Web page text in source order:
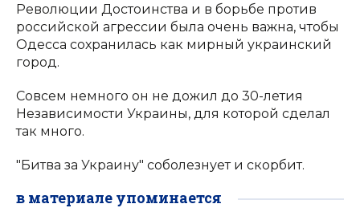
Революции Достоинства и в борьбе против
российской агрессии была очень важна, чтобы
Одесса сохранилась как мирный украинский
город.
Совсем немного он не дожил до 30-летия
Независимости Украины, для которой сделал
так много.
"Битва за Украину" соболезнует и скорбит.
в материале упоминается